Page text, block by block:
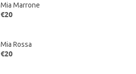
Mia Marrone
€20
Mia Rossa
€20